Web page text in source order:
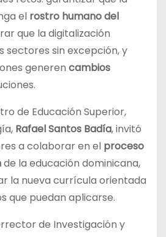
el rostro humanodel
que la digitalización
sectores sin excepción, y
generen cambios
de Educación Superior,
Rafael Santos Badía, invitó
a colaborar en el proceso
de la educación dominicana,
la nueva currícula orientada
que puedan aplicarse.
de Investigación y